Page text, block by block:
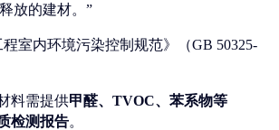
放的建材。”
程室内环境污染控制规范》（GB 50325-
料需提供甲醛、TVOC、苯系物等
检测报告。